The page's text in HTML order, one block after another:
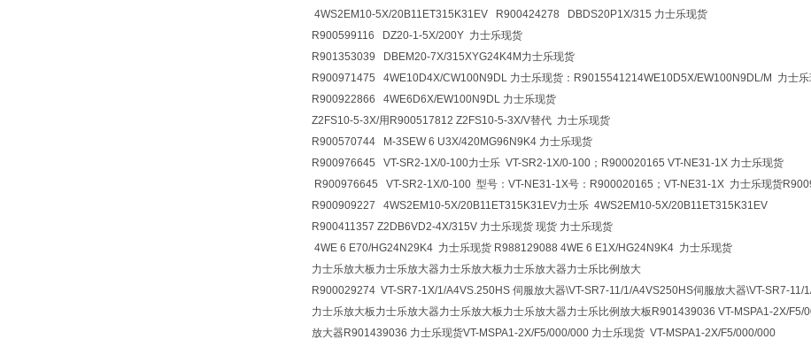
4WS2EM10-5X/20B11ET315K31EV R900424278 DBDS20P1X/315 力士乐现货
R900599116 DZ20-1-5X/200Y 力士乐现货
R901353039 DBEM20-7X/315XYG24K4M力士乐现货
R900971475 4WE10D4X/CW100N9DL 力士乐现货：R9015541214WE10D5X/EW100N9DL/M 力士乐
R900922866 4WE6D6X/EW100N9DL 力士乐现货
Z2FS10-5-3X/用R900517812 Z2FS10-5-3X/V替代 力士乐现货
R900570744 M-3SEW 6 U3X/420MG96N9K4 力士乐现货
R900976645 VT-SR2-1X/0-100力士乐 VT-SR2-1X/0-100；R900020165 VT-NE31-1X 力士乐现货
R900976645 VT-SR2-1X/0-100 型号：VT-NE31-1X号：R900020165；VT-NE31-1X 力士乐现货
R900909227 4WS2EM10-5X/20B11ET315K31EV力士乐 4WS2EM10-5X/20B11ET315K31EV
R900411357 Z2DB6VD2-4X/315V 力士乐现货 现货 力士乐现货
4WE 6 E70/HG24N29K4 力士乐现货 R988129088 4WE 6 E1X/HG24N9K4 力士乐现货
力士乐放大板力士乐放大器力士乐放大板力士乐放大器力士乐比例放大
R900029274 VT-SR7-1X/1/A4VS.250HS 伺服放大器\VT-SR7-11/1/A4VS250HS伺服放大器\VT-SR7-
力士乐放大板力士乐放大器力士乐放大板力士乐放大器力士乐比例放大板R901439036 VT-MSPA1-2X/F5/
放大器R901439036 力士乐现货VT-MSPA1-2X/F5/000/000 力士乐现货 VT-MSPA1-2X/F5/000/000